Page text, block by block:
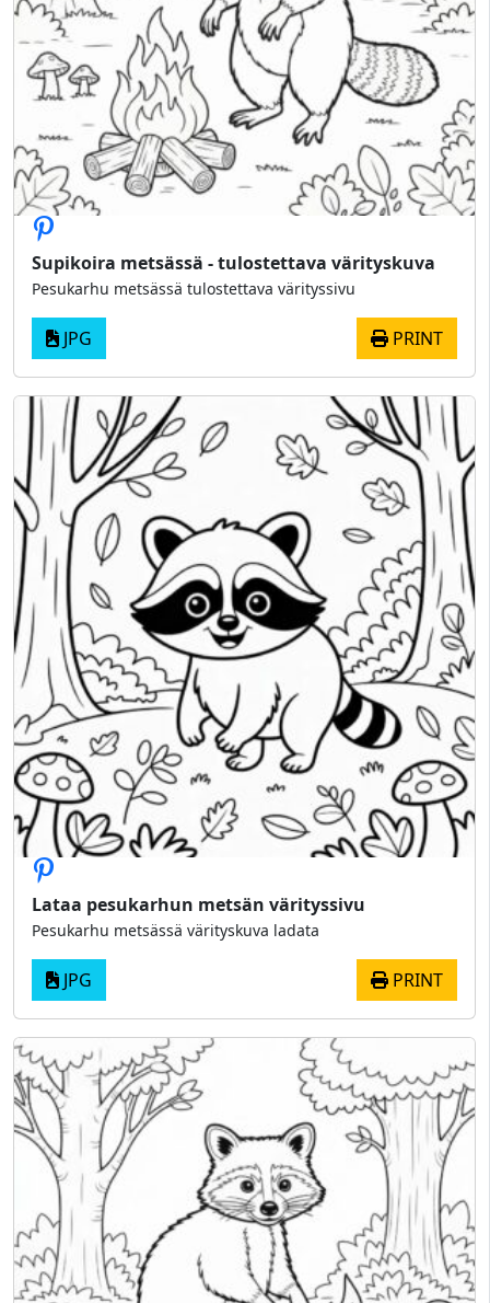
Supikoira metsässä - tulostettava värityskuva
Pesukarhu metsässä tulostettava värityssivu
JPG PRINT
Lataa pesukarhun metsän värityssivu
Pesukarhu metsässä värityskuva ladata
JPG PRINT